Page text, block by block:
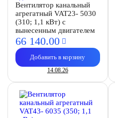
Вентилятор канальный
агрегатный VAT23- 5030
(310; 1,1 кВт) с
вынесенным двигателем
66 140.00
Добавить в корзину
14.08.26